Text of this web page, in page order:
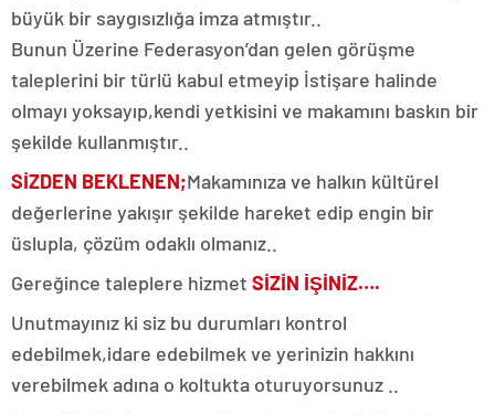
büyük bir saygısızlığa imza atmıştır..
Bunun Üzerine Federasyon’dan gelen görüşme
taleplerini bir türlü kabul etmeyip İstişare halinde
olmayı yoksayıp,kendi yetkisini ve makamını baskın bir
şekilde kullanmıştır..
SİZDEN BEKLENEN;Makamınıza ve halkın kültürel
değerlerine yakışır şekilde hareket edip engin bir
üslupla, çözüm odaklı olmanız..
Gereğince taleplere hizmet SİZİN İŞİNİZ….
Unutmayınız ki siz bu durumları kontrol
edebilmek,idare edebilmek ve yerinizin hakkını
verebilmek adına o koltukta oturuyorsunuz ..